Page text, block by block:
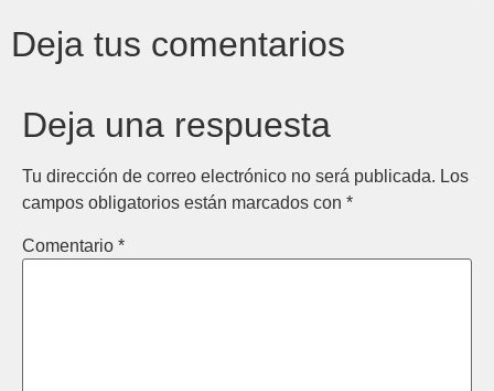
Deja tus comentarios
Deja una respuesta
Tu dirección de correo electrónico no será publicada. Los
campos obligatorios están marcados con *
Comentario *